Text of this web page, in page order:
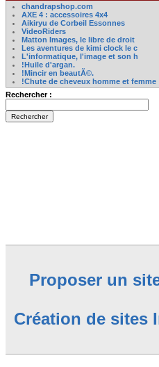
chandrapshop.com
AXE 4 : accessoires 4x4
Aikiryu de Corbeil Essonnes
VideoRiders
Matton Images, le libre de droit
Les aventures de kimi clock le c
L'informatique, l'image et son h
!Huile d'argan.
!Mincir en beautÃ©.
!Chute de cheveux homme et femme
Rechercher :
Proposer un
Création de sites